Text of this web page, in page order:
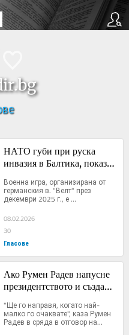
НАТО губи при руска
инвазия в Балтика, показва
Германия
Военна игра, организирана от
германския в. "Велт" през
декември 2025 г., е
симулирала...
08.02.2026
30
Гласове
Ако Румен Радев напусне
президентството и създаде
процедурата
"Ще го направя, когато най-
малко го очаквате", каза Румен
Радев в сряда в отговор на...